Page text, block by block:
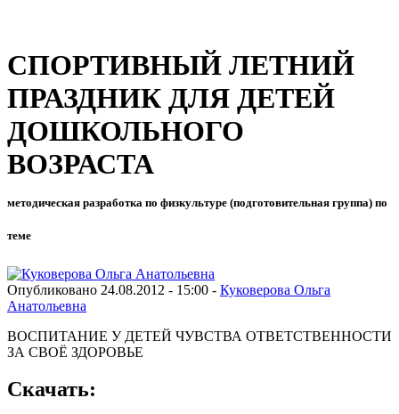
СПОРТИВНЫЙ ЛЕТНИЙ
ПРАЗДНИК ДЛЯ ДЕТЕЙ
ДОШКОЛЬНОГО
ВОЗРАСТА
методическая разработка по физкультуре (подготовительная группа) по
теме
Опубликовано 24.08.2012 - 15:00 - Куковерова Ольга
Анатольевна
ВОСПИТАНИЕ У ДЕТЕЙ ЧУВСТВА ОТВЕТСТВЕННОСТИ
ЗА СВОЁ ЗДОРОВЬЕ
Скачать: